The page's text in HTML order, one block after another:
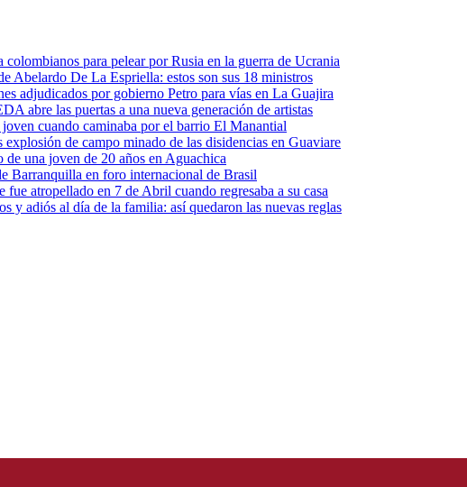
colombianos para pelear por Rusia en la guerra de Ucrania
Abelardo De La Espriella: estos son sus 18 ministros
adjudicados por gobierno Petro para vías en La Guajira
abre las puertas a una nueva generación de artistas
cuando caminaba por el barrio El Manantial
explosión de campo minado de las disidencias en Guaviare
una joven de 20 años en Aguachica
Barranquilla en foro internacional de Brasil
atropellado en 7 de Abril cuando regresaba a su casa
y adiós al día de la familia: así quedaron las nuevas reglas